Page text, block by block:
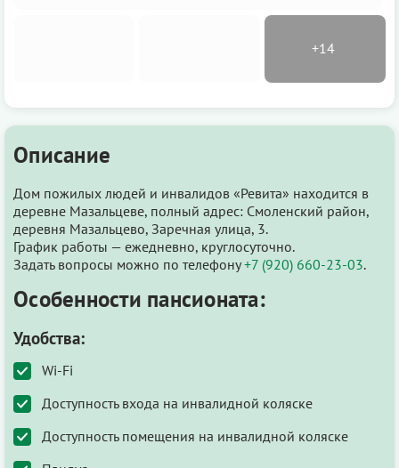
Описание
Дом пожилых людей и инвалидов «Ревита» находится в
деревне Мазальцеве, полный адрес: Смоленский район,
деревня Мазальцево, Заречная улица, 3.
График работы — ежедневно, круглосуточно.
Задать вопросы можно по телефону+7 (920) 660-23-03.
Особенности пансионата:
Удобства:
Wi-Fi
Доступность входа на инвалидной коляске
Доступность помещения на инвалидной коляске